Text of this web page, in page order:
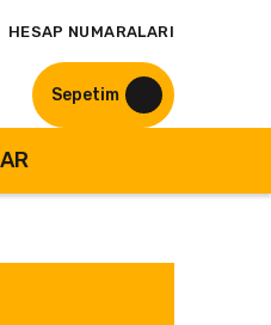
HESAP NUMARALARI
Sepetim